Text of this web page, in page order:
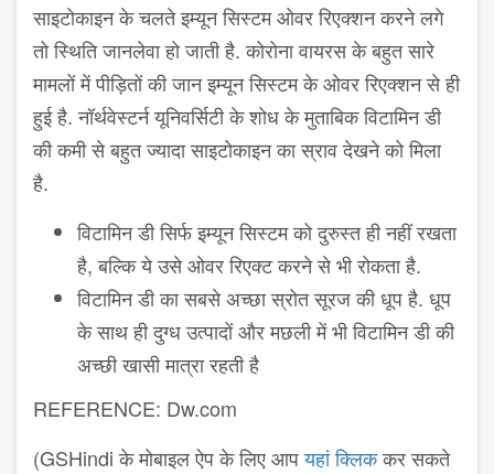
साइटोकाइन के चलते इम्यून सिस्टम ओवर रिएक्शन करने लगे
तो स्थिति जानलेवा हो जाती है. कोरोना वायरस के बहुत सारे
मामलों में पीड़ितों की जान इम्यून सिस्टम के ओवर रिएक्शन से ही
हुई है. नॉर्थवेस्टर्न यूनिवर्सिटी के शोध के मुताबिक विटामिन डी
की कमी से बहुत ज्यादा साइटोकाइन का स्राव देखने को मिला
है.
विटामिन डी सिर्फ इम्यून सिस्टम को दुरुस्त ही नहीं रखता
है, बल्कि ये उसे ओवर रिएक्ट करने से भी रोकता है.
विटामिन डी का सबसे अच्छा स्रोत सूरज की धूप है. धूप
के साथ ही दुग्ध उत्पादों और मछली में भी विटामिन डी की
अच्छी खासी मात्रा रहती है
REFERENCE: Dw.com
(GSHindi के मोबाइल ऐप के लिए आपयहां क्लिककर सकते